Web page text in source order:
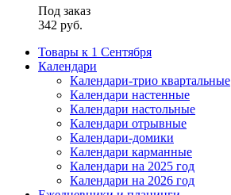
Под заказ
342 руб.
Товары к 1 Сентября
Календари
Календари-трио квартальные
Календари настенные
Календари настольные
Календари отрывные
Календари-домики
Календари карманные
Календари на 2025 год
Календари на 2026 год